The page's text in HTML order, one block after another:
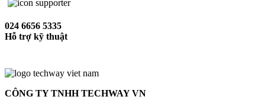
024 6656 5335
Hỗ trợ kỹ thuật
CÔNG TY TNHH TECHWAY VN